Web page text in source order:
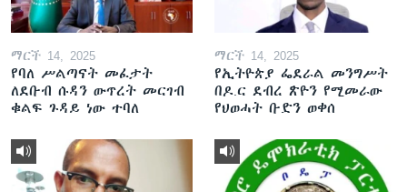
ማርች 14, 2025
የባለ ሥልጣናት መፈታት
ለደቡብ ሱዳን ውጥረት መርገብ
ቁልፍ ጉዳይ ነው ተባለ
ማርች 14, 2025
የኢትዮጵያ ፌደራል መንግሥት
በዶ.ር ደብረ ጽዮን የሚመራው
የህወሓት ቡድን ወቀሰ